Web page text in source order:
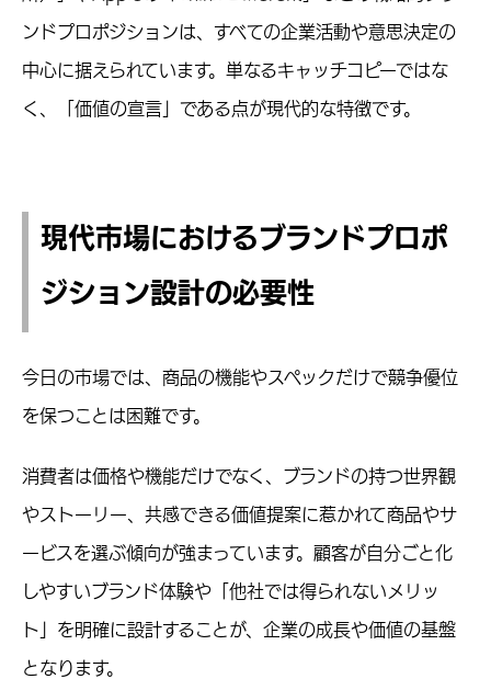
ンドプロポジションは、すべての企業活動や意思決定の
中心に据えられています。単なるキャッチコピーではな
く、「価値の宣言」である点が現代的な特徴です。
現代市場におけるブランドプロポ
ジション設計の必要性
今日の市場では、商品の機能やスペックだけで競争優位
を保つことは困難です。
消費者は価格や機能だけでなく、ブランドの持つ世界観
やストーリー、共感できる価値提案に惹かれて商品やサ
ービスを選ぶ傾向が強まっています。顧客が自分ごと化
しやすいブランド体験や「他社では得られないメリッ
ト」を明確に設計することが、企業の成長や価値の基盤
となります。